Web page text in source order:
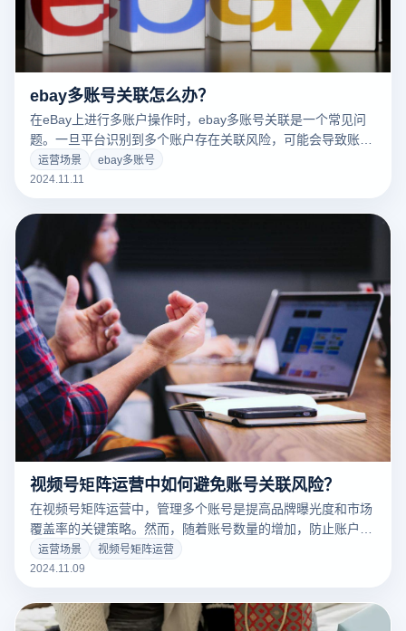
ebay多账号关联怎么办？
在eBay上进行多账户操作时，ebay多账号关联是一个常见问
题。一旦平台识别到多个账户存在关联风险，可能会导致账户
被封、限制销售等处罚。为避免这种情况，企业需要采取一系
列防关联措施，以确保每个账户独立、安全地运行。常用的做
境，模拟真实用户行为，以降低被eBay风控系统识别的风险。
运营场景
ebay多账号
2024.11.11
视频号矩阵运营中如何避免账号关联风险？
在视频号矩阵运营中，管理多个账号是提高品牌曝光度和市场
覆盖率的关键策略。然而，随着账号数量的增加，防止账户关
联的风险逐渐成为运营者必须面对的重要挑战。账户关联不仅
会影响内容推广效果，还可能导致平台对账号进行限制或封
关联，确保每个账号的独立性和安全性，是成功运营的基石。
运营场景
视频号矩阵运营
2024.11.09